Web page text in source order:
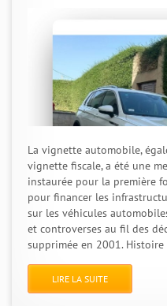
La vignette automobile,
vignette fiscale, a été une
instaurée pour la première
pour financer les
sur les véhicules
et controverses au fil des
supprimée en 2001. Histoire
LIRE LA SUITE